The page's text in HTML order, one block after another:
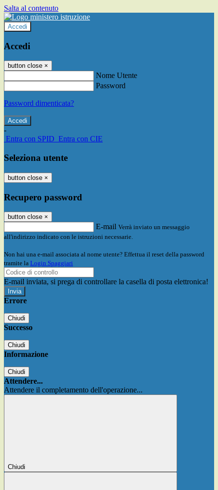
Salta al contenuto
Accedi
Accedi
button close ×
Nome Utente
Password
Password dimenticata?
-
Entra con SPID Entra con CIE
Seleziona utente
button close ×
Recupero password
button close ×
E-mail Verrà inviato un messaggio
all'indirizzo indicato con le istruzioni necessarie.
Non hai una e-mail associata al nome utente? Effettua il reset della password
tramite la Login Spaggiari
E-mail inviata, si prega di controllare la casella di posta elettronica!
Errore
Chiudi
Successo
Chiudi
Informazione
Chiudi
Attendere...
Attendere il completamento dell'operazione...
Chiudi